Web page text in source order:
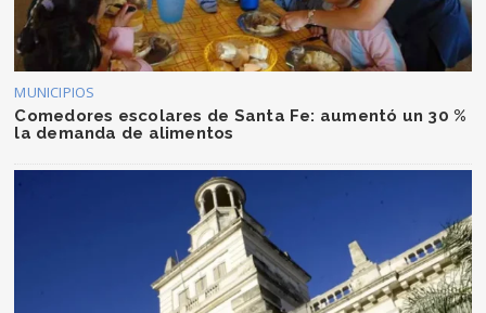
MUNICIPIOS
Comedores escolares de Santa Fe: aumentó un 30 %
la demanda de alimentos